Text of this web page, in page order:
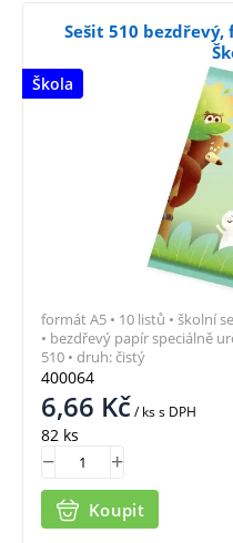
Škola
Sešit 510
400064
6,66 Kč/ kss DPH
82 ks
Koupit
formát A5 • 10 listů • školní
• bezdřevý papír speciálně
510 • druh: čistý